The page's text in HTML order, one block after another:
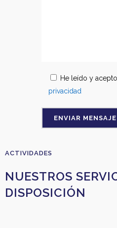
He leído y
privacidad
ACTIVIDADES
NUESTROS
DISPOSICIÓN